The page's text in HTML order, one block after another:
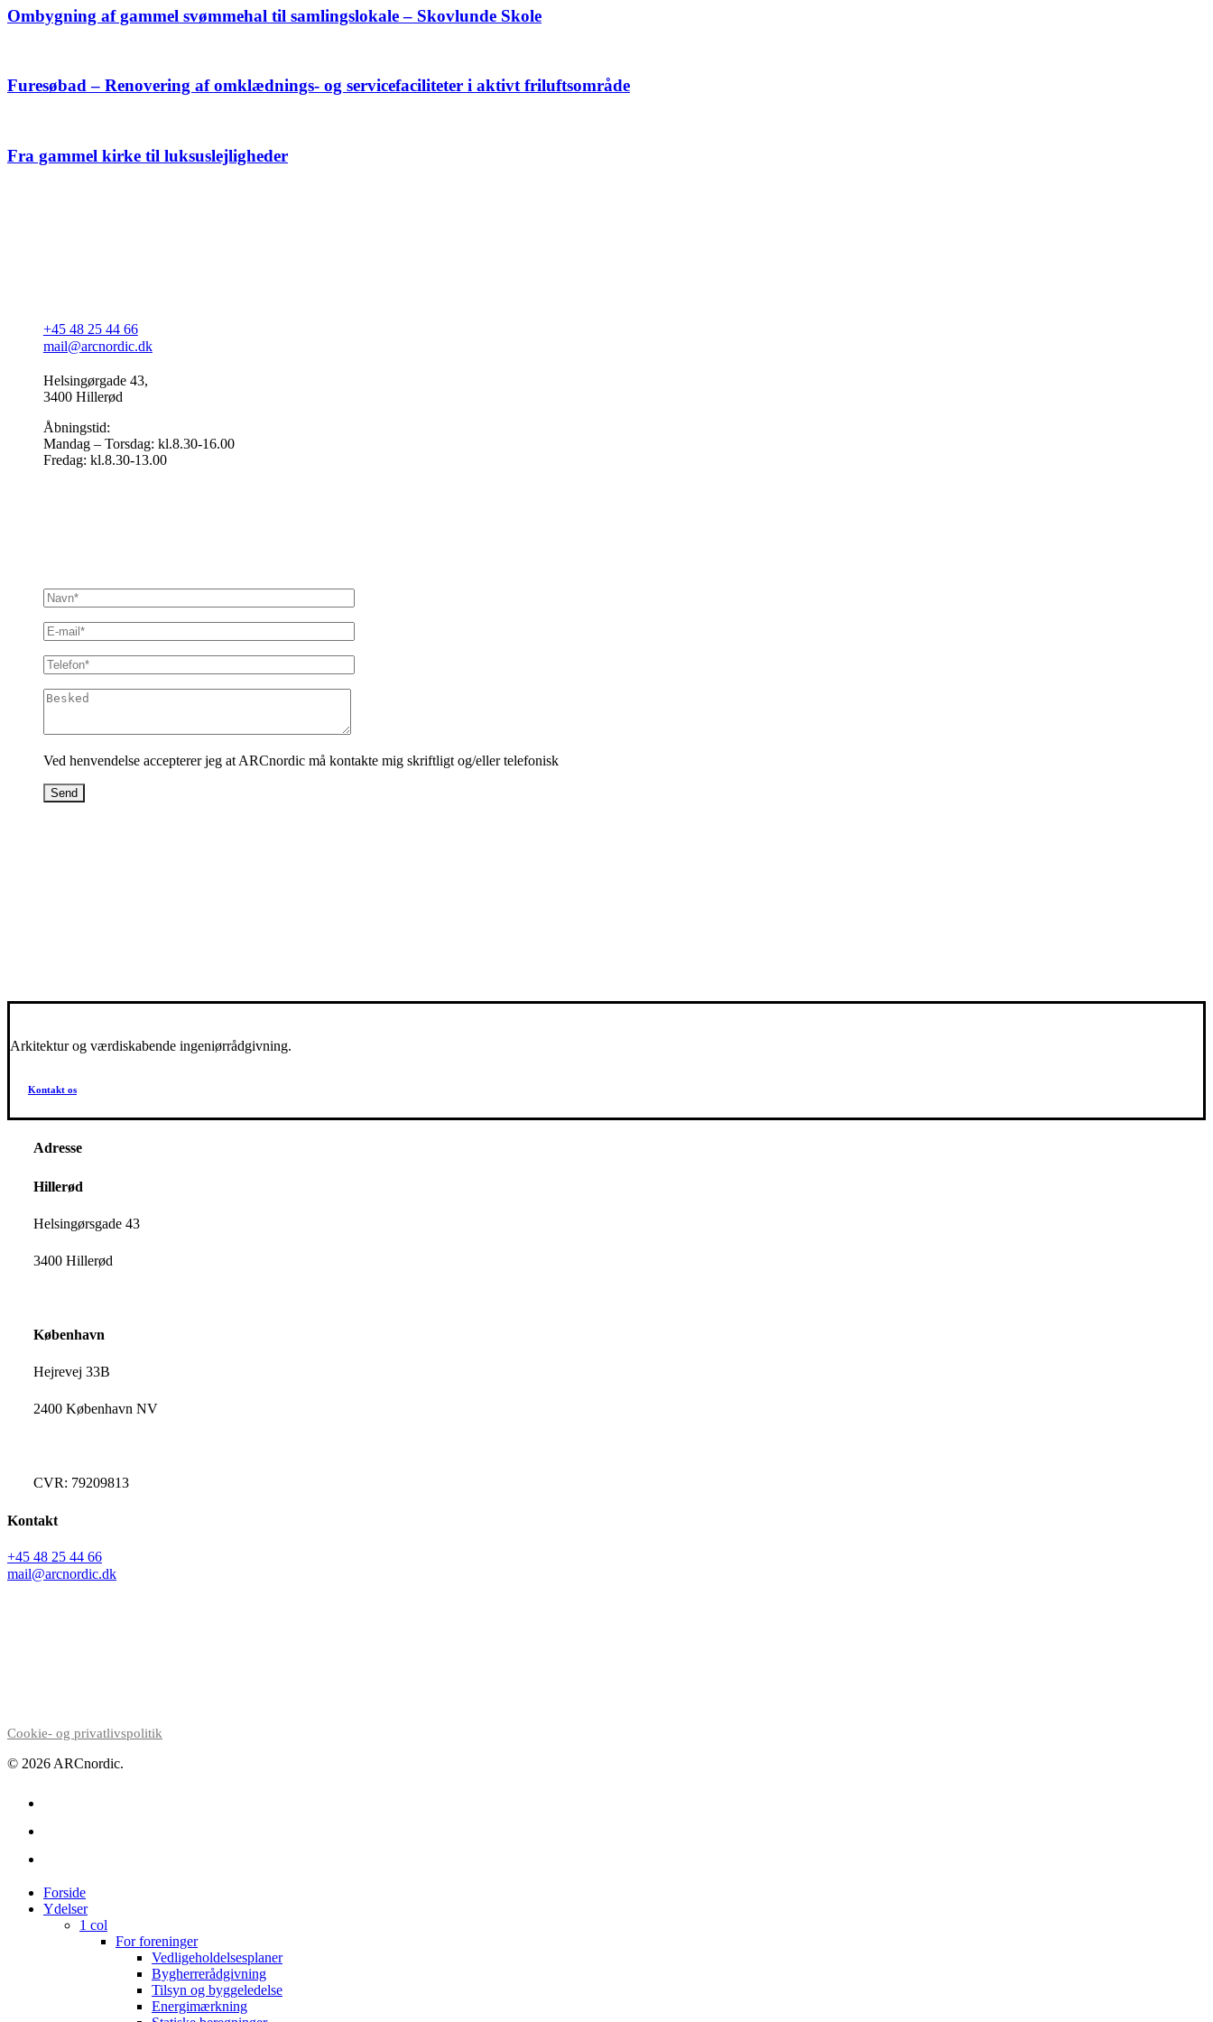
Ombygning af gammel svømmehal til samlingslokale – Skovlunde Skole
Furesøbad – Renovering af omklædnings- og servicefaciliteter i aktivt friluftsområde
Fra gammel kirke til luksuslejligheder
+45 48 25 44 66
mail@arcnordic.dk
Helsingørgade 43,
3400 Hillerød
Åbningstid:
Mandag – Torsdag: kl.8.30-16.00
Fredag: kl.8.30-13.00
Ved henvendelse accepterer jeg at ARCnordic må kontakte mig skriftligt og/eller telefonisk
Arkitektur og værdiskabende ingeniørrådgivning.
Kontakt os
Adresse
Hillerød
Helsingørsgade 43
3400 Hillerød
København
Hejrevej 33B
2400 København NV
CVR: 79209813
Kontakt
+45 48 25 44 66
mail@arcnordic.dk
Cookie- og privatlivspolitik
© 2026 ARCnordic.
Close
Menu
Forside
Ydelser
1 col
For foreninger
Vedligeholdelsesplaner
Bygherrerådgivning
Tilsyn og byggeledelse
Energimærkning